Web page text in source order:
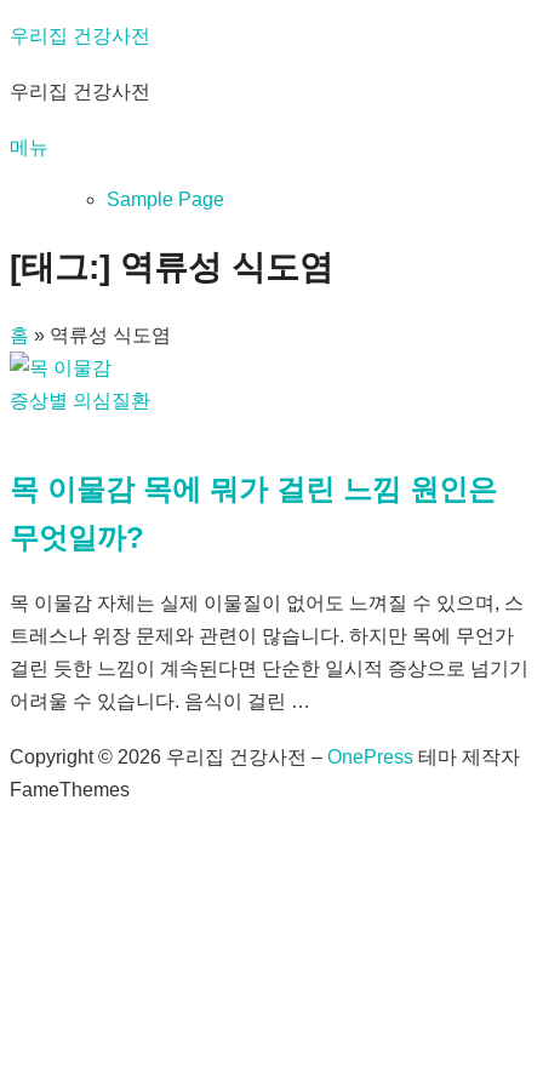
내
으
기
우리집 건강사전
우리집 건강사전
메뉴
Sample Page
[태그:] 역류성 식도염
홈 » 역류성 식도염
증상별 의심질환
목 이물감 목에 뭐가 걸린 느낌 원인은
무엇일까?
목 이물감 자체는 실제 이물질이 없어도 느껴질 수 있으며, 스
트레스나 위장 문제와 관련이 많습니다. 하지만 목에 무언가
걸린 듯한 느낌이 계속된다면 단순한 일시적 증상으로 넘기기
어려울 수 있습니다. 음식이 걸린 …
Copyright © 2026 우리집 건강사전 – OnePress 테마 제작자
FameThemes